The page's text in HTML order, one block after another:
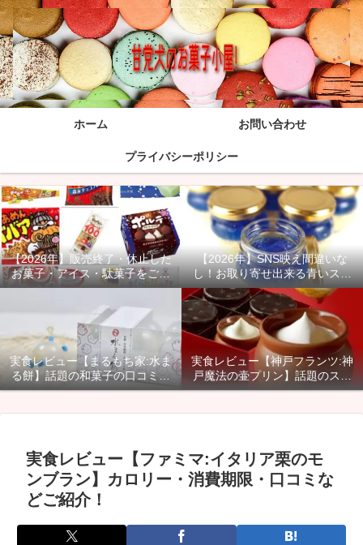
ホーム お問い合わせ
プライバシーポリシー
【2026年】販売終了・休止した
お菓子・アイス・駄菓子をご紹
介！
【2026年】SNS映え間違いな
し！お取り寄せ出来る青いスイ
ーツ商品をご紹介！
実食レビュー【まるもち家:水ま
る餅】話題の和菓子の口コミ・
カロリー・賞味期限などご紹
実食レビュー【神戸フランツ:神
戸魔法の壷プリン】話題のスイ
ーツのカロリー・口コミ・賞味
実食レビュー【ファミマ:イタリア栗のモ
ンブラン】カロリー・消費期限・口コミな
どご紹介！